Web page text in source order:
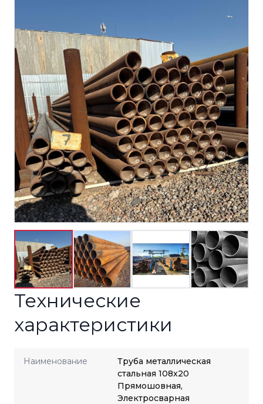
Технические
характеристики
Наименование
Труба металлическая
стальная 108x20
Прямошовная,
Электросварная